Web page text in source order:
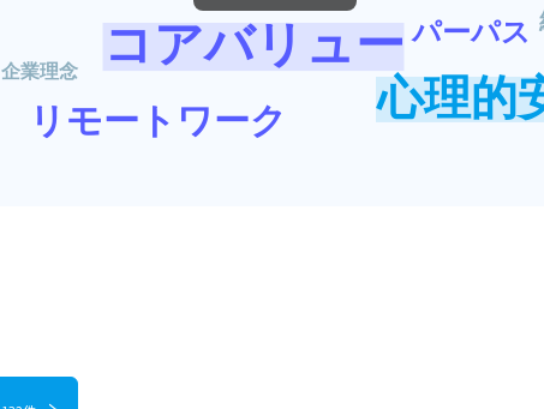
コアバリュー
心理的
リモートワーク
パーパス
企業理念